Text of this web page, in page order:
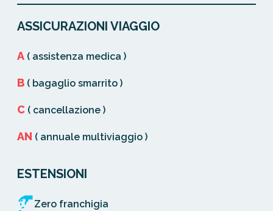
ASSICURAZIONI VIAGGIO
A ( assistenza medica )
B ( bagaglio smarrito )
C ( cancellazione )
AN ( annuale multiviaggio )
ESTENSIONI
Zero franchigia